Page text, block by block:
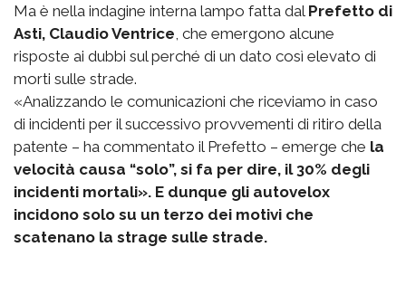
Ma è nella indagine interna lampo fatta dal Prefetto di
Asti, Claudio Ventrice , che emergono alcune
risposte ai dubbi sul perché di un dato così elevato di
morti sulle strade.
«Analizzando le comunicazioni che riceviamo in caso
di incidenti per il successivo provvementi di ritiro della
patente – ha commentato il Prefetto – emerge che la
velocità causa “solo”, si fa per dire, il 30% degli
incidenti mortali». E dunque gli autovelox
incidono solo su un terzo dei motivi che
scatenano la strage sulle strade.